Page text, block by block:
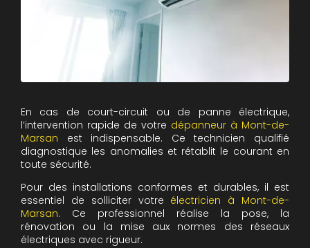
En cas de court-circuit ou de panne électrique,
l’intervention rapide de votre dépanneur à Mont-de-
Marsan est indispensable. Ce technicien qualifié
diagnostique les anomalies et rétablit le courant en
toute sécurité.
Pour des installations conformes et durables, il est
essentiel de solliciter votre électricien à Mont-de-
Marsan. Ce professionnel réalise la pose, la
rénovation ou la mise aux normes des réseaux
électriques avec rigueur.